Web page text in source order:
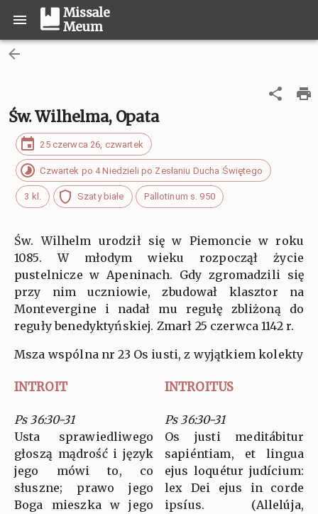
Missale
Meum
Św. Wilhelma, Opata
25 czerwca 26, czwartek
Czwartek po 4 Niedzieli po Zesłaniu Ducha Świętego
3 kl. Szaty białe Pallotinum s. 950
Św. Wilhelm urodził się w Piemoncie w roku
1085. W młodym wieku rozpoczął życie
pustelnicze w Apeninach. Gdy zgromadzili się
przy nim uczniowie, zbudował klasztor na
Montevergine i nadał mu regułę zbliżoną do
reguły benedyktyńskiej. Zmarł 25 czerwca 1142 r.
Msza wspólna nr 23 Os iusti, z wyjątkiem kolekty
INTROIT INTROITUS
Ps 36:30-31
Usta sprawiedliwego
głoszą mądrość i język
jego mówi to, co
słuszne; prawo jego
Boga mieszka w jego
Ps 36:30-31
Os justi meditábitur
sapiéntiam, et lingua
ejus loquétur judícium:
lex Dei ejus in corde
ipsíus. (Allelúja,